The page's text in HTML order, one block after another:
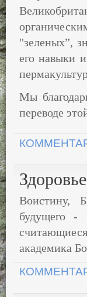
"зеленых”,
его навыки
Мы
переводе
Воистину,
будущего -
академика